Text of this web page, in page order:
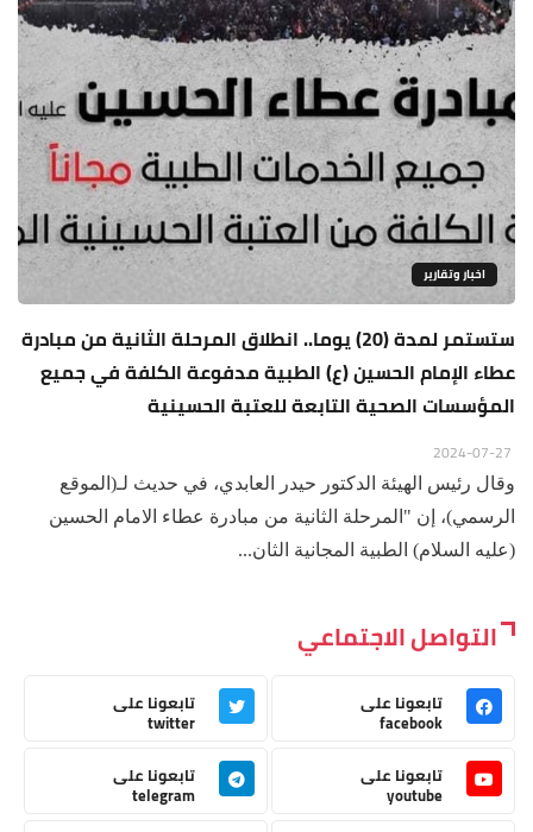
اخبار وتقارير
ستستمر لمدة (20) يوما.. انطلاق المرحلة الثانية من مبادرة
عطاء الإمام الحسين (ع) الطبية مدفوعة الكلفة في جميع
المؤسسات الصحية التابعة للعتبة الحسينية
وقال رئيس الهيئة الدكتور حيدر العابدي، في حديث لـ(الموقع
الرسمي)، إن "المرحلة الثانية من مبادرة عطاء الامام الحسين
(عليه السلام) الطبية المجانية الثان...
التواصل الاجتماعي
تابعونا على
facebook
تابعونا على
twitter
تابعونا على
youtube
تابعونا على
telegram